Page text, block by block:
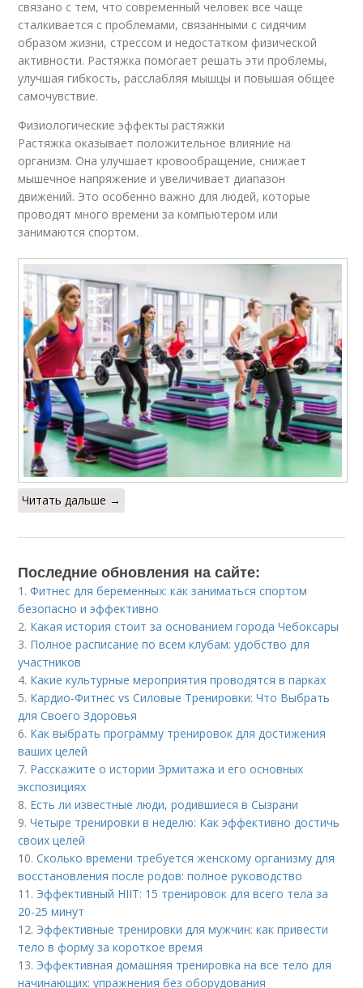
связано с тем, что современный человек все чаще
сталкивается с проблемами, связанными с сидячим
образом жизни, стрессом и недостатком физической
активности. Растяжка помогает решать эти проблемы,
улучшая гибкость, расслабляя мышцы и повышая общее
самочувствие.
Физиологические эффекты растяжки
Растяжка оказывает положительное влияние на
организм. Она улучшает кровообращение, снижает
мышечное напряжение и увеличивает диапазон
движений. Это особенно важно для людей, которые
проводят много времени за компьютером или
занимаются спортом.
Читать дальше →
Последние обновления на сайте:
1.Фитнес для беременных: как заниматься спортом
безопасно и эффективно
2. Какая история стоит за основанием города Чебоксары
3. Полное расписание по всем клубам: удобство для
участников
4. Какие культурные мероприятия проводятся в парках
5. Кардио-Фитнес vs Силовые Тренировки: Что Выбрать
для Своего Здоровья
6. Как выбрать программу тренировок для достижения
ваших целей
7. Расскажите о истории Эрмитажа и его основных
экспозициях
8. Есть ли известные люди, родившиеся в Сызрани
9.Четыре тренировки в неделю: Как эффективно достичь
своих целей
10.Сколько времени требуется женскому организму для
восстановления после родов: полное руководство
11. Эффективный HIIT: 15 тренировок для всего тела за
20-25 минут
12. Эффективные тренировки для мужчин: как привести
тело в форму за короткое время
13. Эффективная домашняя тренировка на все тело для
начинающих: упражнения без оборудования